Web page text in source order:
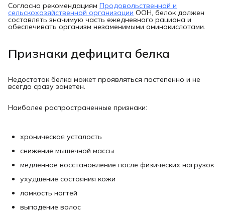
Согласно рекомендациям Продовольственной и
сельскохозяйственной организации ООН, белок должен
составлять значимую часть ежедневного рациона и
обеспечивать организм незаменимыми аминокислотами.
Признаки дефицита белка
Недостаток белка может проявляться постепенно и не
всегда сразу заметен.
Наиболее распространенные признаки:
хроническая усталость
снижение мышечной массы
медленное восстановление после физических нагрузок
ухудшение состояния кожи
ломкость ногтей
выпадение волос